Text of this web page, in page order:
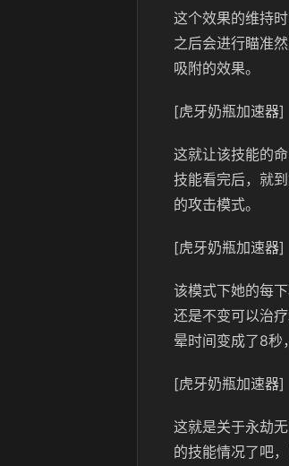
这个效果的维持
之后会进行瞄准
吸附的效果。
[虎牙奶瓶加速器]
这就让该技能的
技能看完后，就
的攻击模式。
[虎牙奶瓶加速器]
该模式下她的每
还是不变可以治
晕时间变成了8秒
[虎牙奶瓶加速器]
这就是关于永劫
的技能情况了吧